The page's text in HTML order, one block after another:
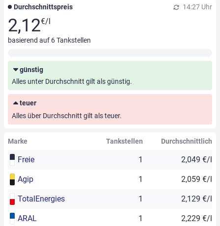
Durchschnittspreis 14:27 Uhr
2,12€/l
basierend auf 6Tankstellen
günstig
Alles unter Durchschnitt gilt als günstig.
teuer
Alles über Durchschnitt gilt als teuer.
Marke Tankstellen Durchschnittlich
Freie 1 2,049 €/l
Agip 1 2,059 €/l
TotalEnergies 1 2,129 €/l
ARAL 1 2,229 €/l